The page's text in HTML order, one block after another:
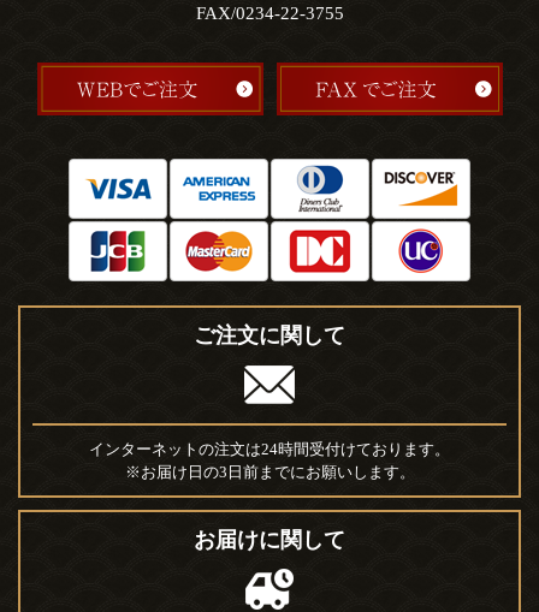
FAX/0234-22-3755
ご注文に関して
インターネットの注文は24時間受付けております。
※お届け日の3日前までにお願いします。
お届けに関して